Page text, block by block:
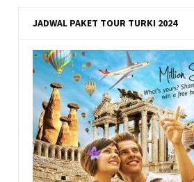
JADWAL PAKET TOUR TURKI 2024